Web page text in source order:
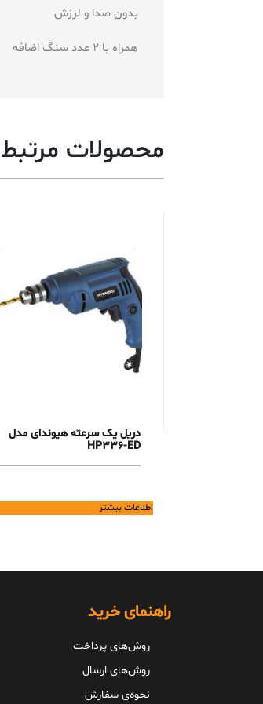
بدون صدا و لرزش
همراه با 2 عدد سنگ اضافه
محصولات مرتبط
دریل یک سرعته هیوندای مدل
HP336-ED
اطلاعات بیشتر
راهنمای خرید
روش‌های پرداخت
روش‌های ارسال
نحوه‌ی سفارش